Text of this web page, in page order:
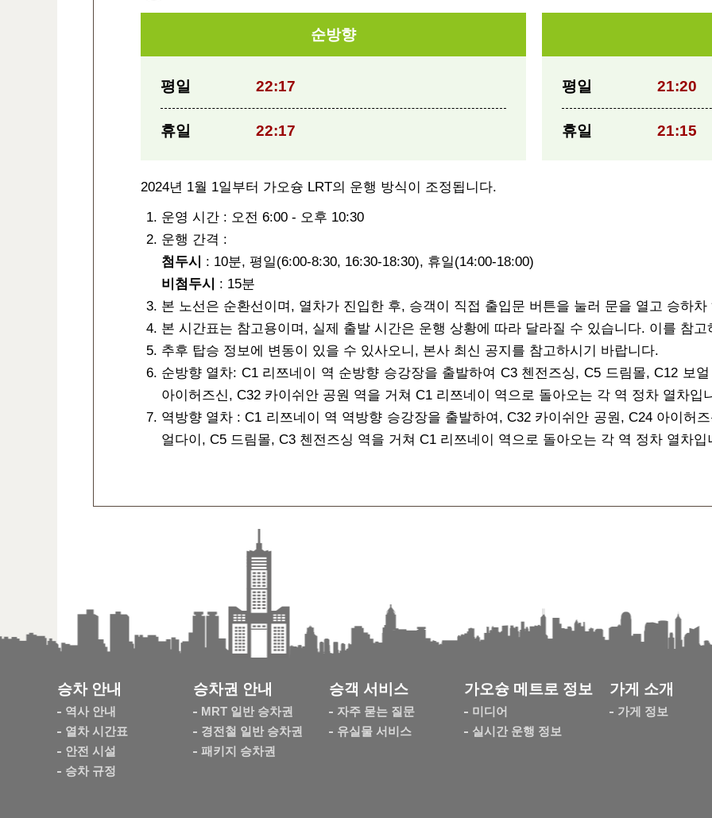
순방향
평일 22:17
휴일 22:17
평일 21:20
휴일 21:15
2024년 1월 1일부터 가오슝 LRT의 운행 방식이 조정됩니다.
운영 시간 : 오전 6:00 - 오후 10:30
운행 간격 :
첨두시
: 10분, 평일(6:00-8:30, 16:30-18:30), 휴일(14:00-18:00)
비첨두시
: 15분
본 노선은 순환선이며, 열차가 진입한 후, 승객이 직접 출입문 버튼을 눌러 문을 열고 승하
본 시간표는 참고용이며, 실제 출발 시간은 운행 상황에 따라 달라질 수 있습니다. 이를 참
추후 탑승 정보에 변동이 있을 수 있사오니, 본사 최신 공지를 참고하시기 바랍니다.
순방향 열차: C1 리쯔네이 역 순방향 승강장을 출발하여 C3 첸전즈싱, C5 드림몰, C12 보
아이허즈신, C32 카이쉬안 공원 역을 거쳐 C1 리쯔네이 역으로 돌아오는 각 역 정차 열차입
역방향 열차 : C1 리쯔네이 역 역방향 승강장을 출발하여, C32 카이쉬안 공원, C24 아이허
얼다이, C5 드림몰, C3 첸전즈싱 역을 거쳐 C1 리쯔네이 역으로 돌아오는 각 역 정차 열차입
승차 안내
역사 안내
열차 시간표
안전 시설
승차 규정
승차권 안내
MRT 일반 승차권
경전철 일반 승차권
패키지 승차권
승객 서비스
자주 묻는 질문
유실물 서비스
가오슝 메트로 정보
미디어
실시간 운행 정보
가게 소개
가게 정보